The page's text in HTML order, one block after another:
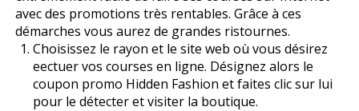
avec des promotions très rentables. Grâce à ces
démarches vous aurez de grandes ristournes.
Choisissez le rayon et le site web où vous désirez
effectuer vos courses en ligne. Désignez alors le
coupon promo Hidden Fashion et faites clic sur lui
pour le détecter et visiter la boutique.